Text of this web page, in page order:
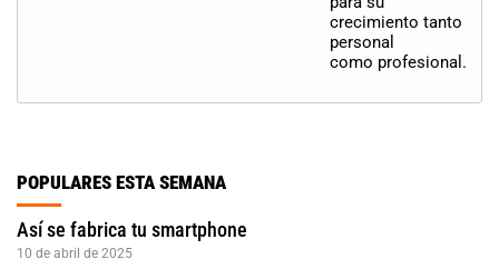
crecimiento tanto
personal
como profesional.
POPULARES ESTA SEMANA
Así se fabrica tu smartphone
10 de abril de 2025